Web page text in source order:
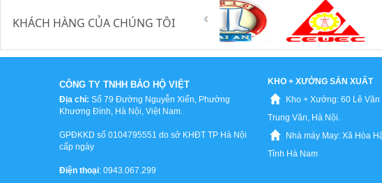
KHÁCH HÀNG CỦA CHÚNG TÔI
CÔNG TY TNHH BẢO HỘ VIỆT
Địa chỉ: Số 79 Đường Nguyễn Xiển, Phường
Khương Đình, Hà Nội, Việt Nam.
GPĐKKD số 0104795551 do sở KHĐT TP Hà Nội
cấp ngày
Điện thoại: 0943.067.299
KHO + XƯỞNG SẢN XUẤT
Kho + Xưởng: 60 Lê
Trung Văn, Hà Nội.
Nhà máy May: Xã Hòa
Tỉnh Hà Nam